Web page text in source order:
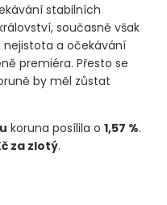
stabilních
současně však
a očekávání
premiéra. Přesto se
by měl zůstat
koruna posílila o 1,57 %.
za zlotý.